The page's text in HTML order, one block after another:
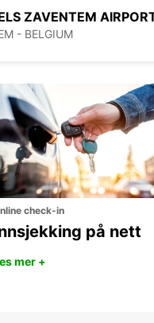
ZAVENTEM
- BELGIUM
ZAVENTEM CITY
- BELGIUM
check-in
på nett
mer +